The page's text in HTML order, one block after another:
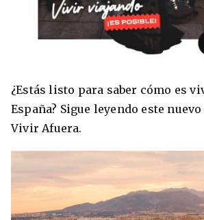
8 ciudades para tomar cursos
Barbie Castoldi 09/11/2021
VER TODOS LOS PAÍSES
Estudia un Bachelor de IT en
Estudia Business en Auckland
¿Estás listo para saber cómo es
España? Sigue leyendo este
Vivir Afuera.